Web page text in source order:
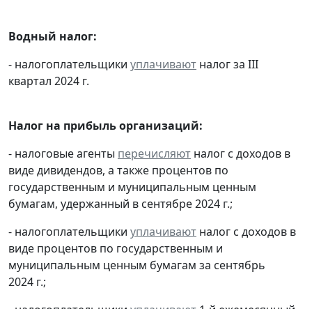
Водный налог:
- налогоплательщики уплачивают налог за III
квартал 2024 г.
Налог на прибыль организаций:
- налоговые агенты перечисляют налог с доходов в
виде дивидендов, а также процентов по
государственным и муниципальным ценным
бумагам, удержанный в сентябре 2024 г.;
- налогоплательщики уплачивают налог с доходов в
виде процентов по государственным и
муниципальным ценным бумагам за сентябрь
2024 г.;